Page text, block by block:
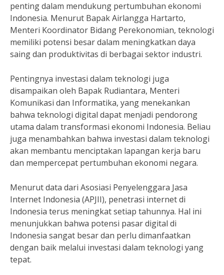
penting dalam mendukung pertumbuhan ekonomi
Indonesia. Menurut Bapak Airlangga Hartarto,
Menteri Koordinator Bidang Perekonomian, teknologi
memiliki potensi besar dalam meningkatkan daya
saing dan produktivitas di berbagai sektor industri.
Pentingnya investasi dalam teknologi juga
disampaikan oleh Bapak Rudiantara, Menteri
Komunikasi dan Informatika, yang menekankan
bahwa teknologi digital dapat menjadi pendorong
utama dalam transformasi ekonomi Indonesia. Beliau
juga menambahkan bahwa investasi dalam teknologi
akan membantu menciptakan lapangan kerja baru
dan mempercepat pertumbuhan ekonomi negara.
Menurut data dari Asosiasi Penyelenggara Jasa
Internet Indonesia (APJII), penetrasi internet di
Indonesia terus meningkat setiap tahunnya. Hal ini
menunjukkan bahwa potensi pasar digital di
Indonesia sangat besar dan perlu dimanfaatkan
dengan baik melalui investasi dalam teknologi yang
tepat.